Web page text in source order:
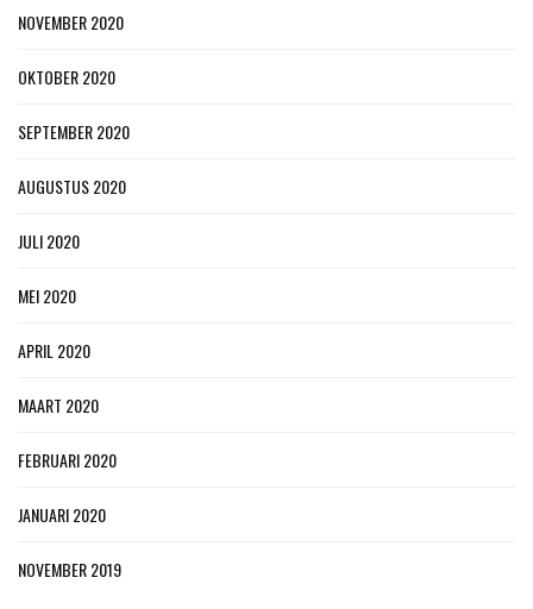
NOVEMBER 2020
OKTOBER 2020
SEPTEMBER 2020
AUGUSTUS 2020
JULI 2020
MEI 2020
APRIL 2020
MAART 2020
FEBRUARI 2020
JANUARI 2020
NOVEMBER 2019